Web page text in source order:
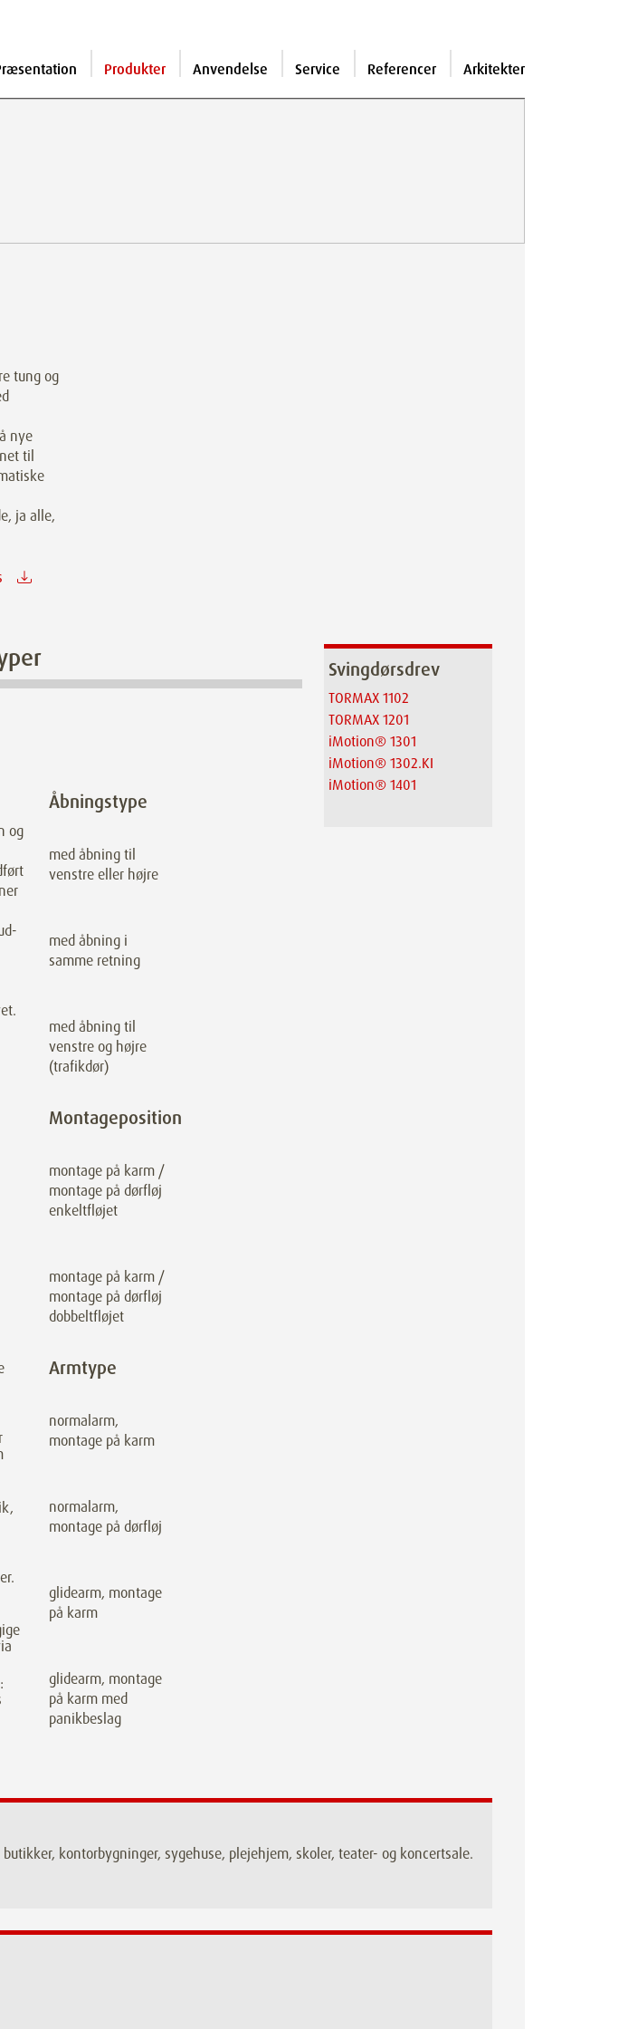
Produkter Anvendelse Service Referencer Arkitekter
tung og
nye
til
ja alle,
og
Åbningstype
med åbning til
venstre eller højre
med åbning i
samme retning
med åbning til
venstre og højre
(trafikdør)
Montageposition
montage på karm /
montage på dørfløj
enkeltfløjet
montage på karm /
montage på dørfløj
dobbeltfløjet
Armtype
normalarm,
montage på karm
normalarm,
montage på dørfløj
glidearm, montage
på karm
glidearm, montage
på karm med
panikbeslag
Svingdørsdrev
TORMAX 1102
TORMAX 1201
iMotion® 1301
iMotion® 1302.KI
iMotion® 1401
kontorbygninger, sygehuse, plejehjem, skoler, teater- og koncertsale.